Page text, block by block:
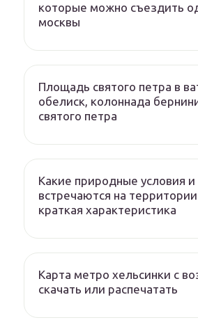
которые можно съездить
москвы
Площадь святого петра в
обелиск, колоннада
святого петра
Какие природные условия и
встречаются на
краткая характеристика
Карта метро хельсинки с
скачать или распечатать